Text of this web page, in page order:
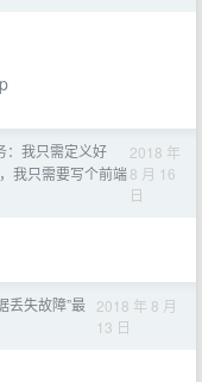
：我只需定义好
我只需要写个前端
2018 年
8 月 16
日
丢失故障”最 2018 年 8 月
13 日